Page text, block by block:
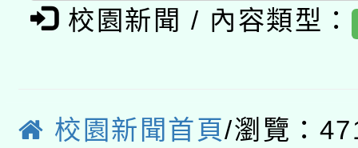
pilot」
有關大陸委員會函釋公
2026年桃園地景藝術
校園新聞 / 內容類型：
校園新聞首頁/瀏覽：